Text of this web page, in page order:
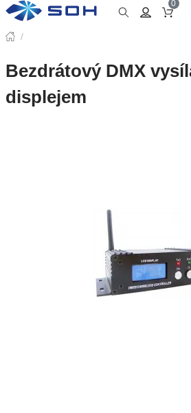
0
/
Bezdrátový DMX
displejem